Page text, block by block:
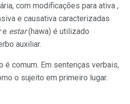
com modificações para ativa ,
e causativa caracterizadas
e estar(hawa) é utilizado
auxiliar.
é comum. Em sentenças verbais,
o sujeito em primeiro lugar.